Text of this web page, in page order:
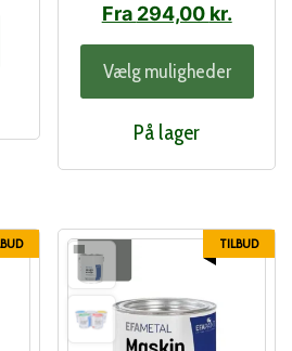
344,00 kr..
Fra 294,00 kr.
Vælg muligheder
kan
På lager
TILBUD